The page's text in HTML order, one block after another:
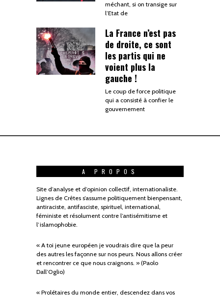
méchant, si on transige sur
l’Etat de
La France n’est pas
de droite, ce sont
les partis qui ne
voient plus la
gauche !
Le coup de force politique
qui a consisté à confier le
gouvernement
A PROPOS
Site d’analyse et d’opinion collectif, internationaliste.
Lignes de Crêtes s’assume politiquement bienpensant,
antiraciste, antifasciste, spirituel, international,
féministe et résolument contre l’antisémitisme et
l’islamophobie.
« A toi jeune européen je voudrais dire que la peur
des autres les façonne sur nos peurs. Nous allons créer
et rencontrer ce que nous craignons. » (Paolo
Dall’Oglio)
« Prolétaires du monde entier, descendez dans vos